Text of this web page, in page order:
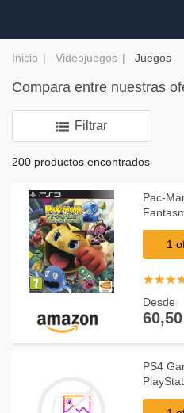
Inicio Videojuegos Juegos
Compara entre nuestras
Filtrar
200 productos encontrados
Pac-
1
☆☆☆
★★★
Desde
PS4